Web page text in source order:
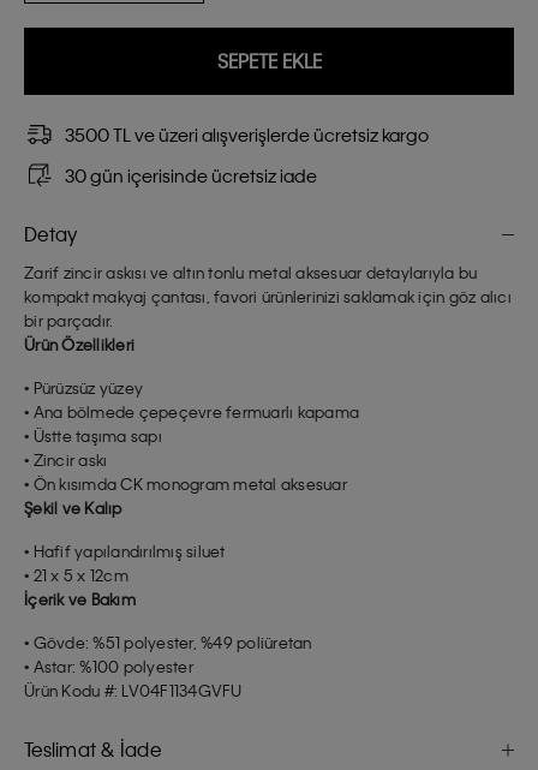
SEPETE EKLE
3500 TL ve üzeri alışverişlerde ücretsiz kargo
30 gün içerisinde ücretsiz iade
Detay
Zarif zincir askısı ve altın tonlu metal aksesuar detaylarıyla bu
kompakt makyaj çantası, favori ürünlerinizi saklamak için göz alıcı
bir parçadır.
Ürün Özellikleri
• Pürüzsüz yüzey
• Ana bölmede çepeçevre fermuarlı kapama
• Üstte taşıma sapı
• Zincir askı
• Ön kısımda CK monogram metal aksesuar
Şekil ve Kalıp
• Hafif yapılandırılmış siluet
• 21 x 5 x 12cm
İçerik ve Bakım
• Gövde: %51 polyester, %49 poliüretan
• Astar: %100 polyester
Ürün Kodu #: LV04F1134GVFU
Teslimat & İade